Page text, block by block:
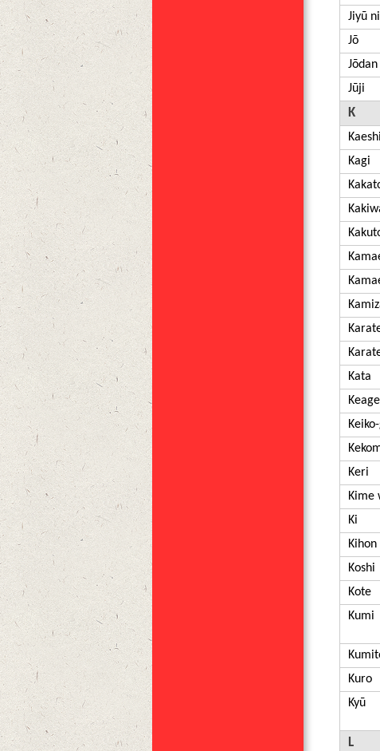
Jiyū
Jō
Jōdan
Jūji
K
Kaeshi
Kagi
Kata
Keage
Keri
Kime
Ki
Kihon
Koshi
Kote
Kumi
Kuro
Kyū
L